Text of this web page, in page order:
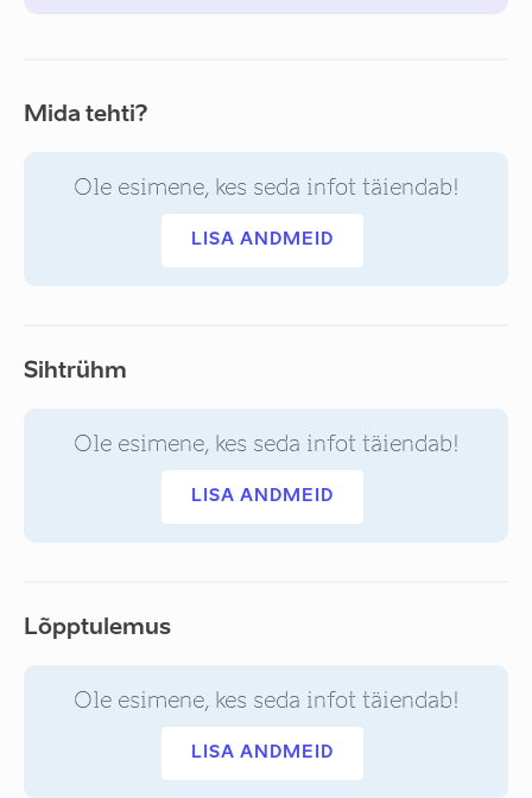
Mida tehti?
Ole esimene, kes seda infot täiendab!
LISA ANDMEID
Sihtrühm
Ole esimene, kes seda infot täiendab!
LISA ANDMEID
Lõpptulemus
Ole esimene, kes seda infot täiendab!
LISA ANDMEID